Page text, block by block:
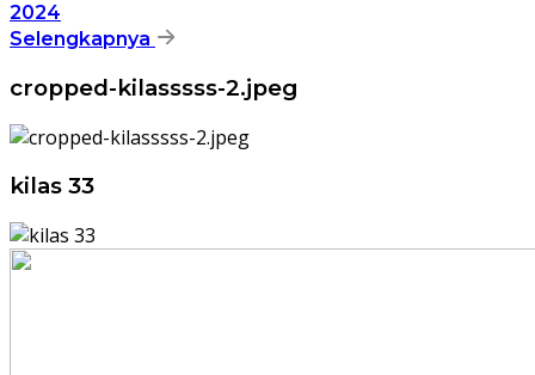
2024
Selengkapnya
cropped-kilasssss-2.jpeg
kilas 33